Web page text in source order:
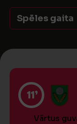
Spēles gaita
11’
Vārtus